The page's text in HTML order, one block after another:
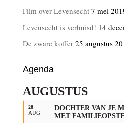
Film over Levensecht 7 mei
Levensecht is verhuisd! 14
De zware koffer 25 augustus
Agenda
AUGUSTUS
28
AUG
DOCHTER VAN JE
MET